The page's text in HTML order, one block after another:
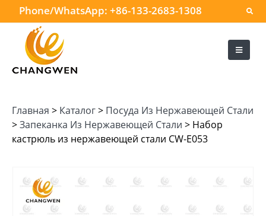
Phone/WhatsApp:+86-133-2683-1308
Главная > Каталог> Посуда Из Нержавеющей Стали
>Запеканка Из Нержавеющей Стали > Набор
кастрюль из нержавеющей стали CW-E053